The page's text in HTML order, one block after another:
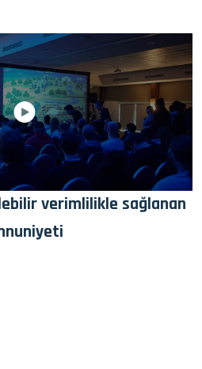
verimlilikle sağlanan